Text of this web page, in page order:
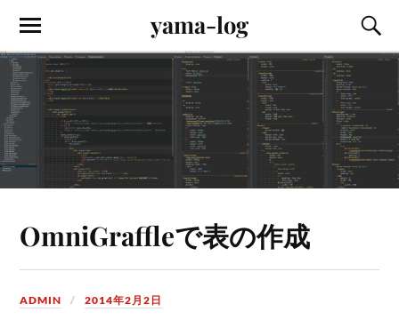
yama-log
OmniGraffleで表の作成
ADMIN 2014年2月2日